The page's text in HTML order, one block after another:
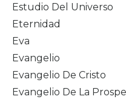
Estudio Del Universo
Eternidad
Eva
Evangelio
Evangelio De Cristo
Evangelio De La